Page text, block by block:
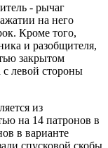
- рычаг
на него
Кроме того,
и разобщителя,
закрытом
с левой стороны
из
на 14 патронов в
в варианте
спусковой скобы